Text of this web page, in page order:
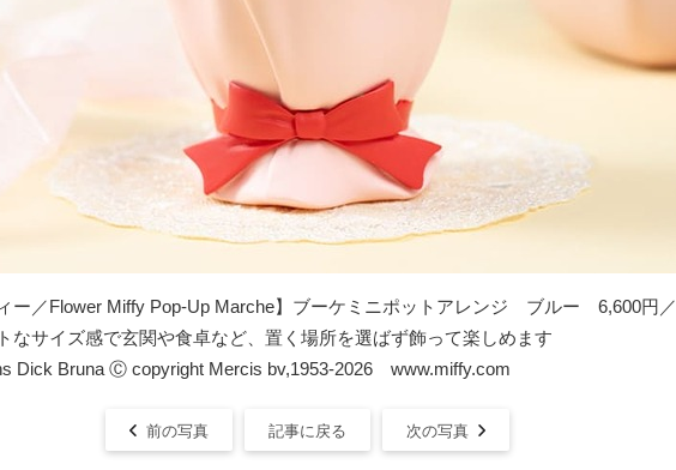
ィー／Flower Miffy Pop-Up Marche】ブーケミニポットアレンジ ブルー 6,600円／
なサイズ感で玄関や食卓など、置く場所を選ばず飾って楽しめます
Dick Bruna Ⓒ copyright Mercis bv,1953-2026 www.miffy.com
前の写真 記事に戻る 次の写真